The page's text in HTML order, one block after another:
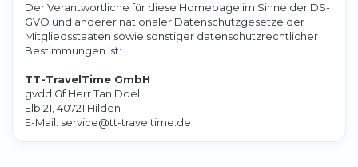
Der Verantwortliche für diese Homepage im Sinne der DS-
GVO und anderer nationaler Datenschutzgesetze der
Mitgliedsstaaten sowie sonstiger datenschutzrechtlicher
Bestimmungen ist:
TT-TravelTime GmbH
gvdd Gf Herr Tan Doel
Elb 21, 40721 Hilden
E-Mail: service@tt-traveltime.de